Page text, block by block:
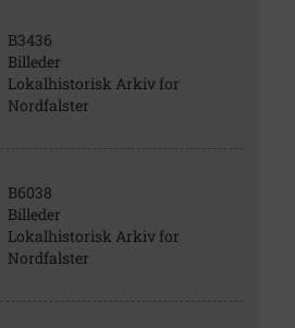
B3436
Billeder
Lokalhistorisk Arkiv for
Nordfalster
B6038
Billeder
Lokalhistorisk Arkiv for
Nordfalster